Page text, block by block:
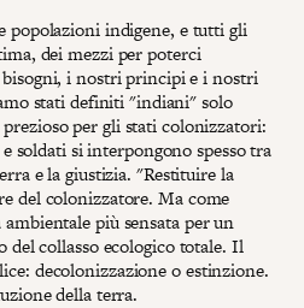
popolazioni indigene, e tutti gli
dei mezzi per poterci
i nostri principi e i nostri
stati definiti "indiani" solo
per gli stati colonizzatori:
soldati si interpongono spesso tra
e la giustizia. "Restituire la
del colonizzatore. Ma come
più sensata per un
del collasso ecologico totale. Il
decolonizzazione o estinzione.
della terra.